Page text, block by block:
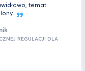
temat
REGULACJI DLA